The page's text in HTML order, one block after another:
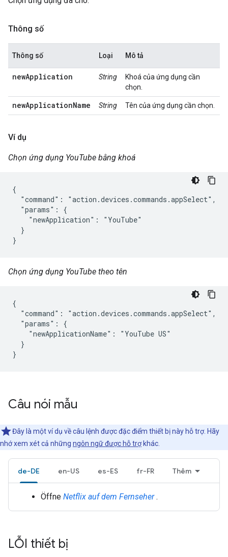
Thông số
Thông số Loại Mô tả
newApplication String
Khoá của ứng dụng cần
chọn.
newApplicationName String Tên của ứng dụng cần chọn.
Ví dụ
Chọn ứng dụng YouTube bằng khoá
{
  "command": "action.devices.commands.appSelect",
  "params": {
    "newApplication": "YouTube"
  }
}
Chọn ứng dụng YouTube theo tên
{
  "command": "action.devices.commands.appSelect",
  "params": {
    "newApplicationName": "YouTube US"
  }
}
Câu nói mẫu
Đây là một ví dụ về câu lệnh được đặc điểm thiết bị này hỗ trợ. Hãy
nhớ xem xét cả những ngôn ngữ được hỗ trợkhác.
de-DE en-US es-ES fr-FR Thêm
Öffne Netflix auf dem Fernseher .
LỖI thiết bị